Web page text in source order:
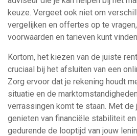
keuze. Vergeet ook niet om
vergelijken en offertes op te
voorwaarden en tarieven kunt
Kortom, het kiezen van de juiste
cruciaal bij het afsluiten van een
Zorg ervoor dat je rekening houdt
situatie en de
verrassingen komt te staan. Met de
genieten van financiële stabiliteit
gedurende de looptijd van jouw